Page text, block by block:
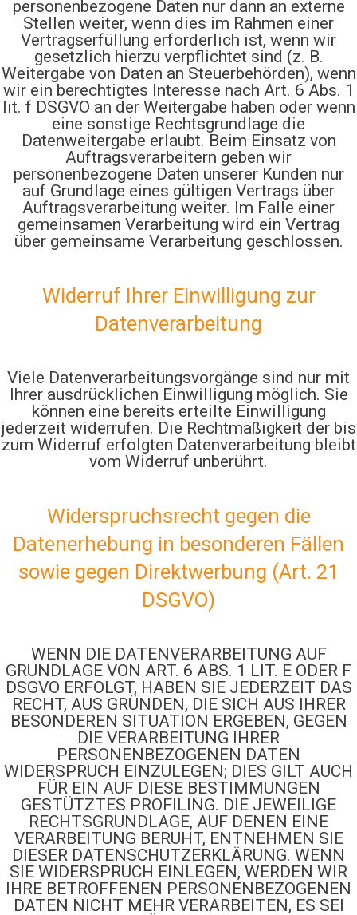
personenbezogene Daten nur dann an externe
Stellen weiter, wenn dies im Rahmen einer
Vertragserfüllung erforderlich ist, wenn wir
gesetzlich hierzu verpflichtet sind (z. B.
Weitergabe von Daten an Steuerbehörden), wenn
wir ein berechtigtes Interesse nach Art. 6 Abs. 1
lit. f DSGVO an der Weitergabe haben oder wenn
eine sonstige Rechtsgrundlage die
Datenweitergabe erlaubt. Beim Einsatz von
Auftragsverarbeitern geben wir
personenbezogene Daten unserer Kunden nur
auf Grundlage eines gültigen Vertrags über
Auftragsverarbeitung weiter. Im Falle einer
gemeinsamen Verarbeitung wird ein Vertrag
über gemeinsame Verarbeitung geschlossen.
Widerruf Ihrer Einwilligung zur
Datenverarbeitung
Viele Datenverarbeitungsvorgänge sind nur mit
Ihrer ausdrücklichen Einwilligung möglich. Sie
können eine bereits erteilte Einwilligung
jederzeit widerrufen. Die Rechtmäßigkeit der bis
zum Widerruf erfolgten Datenverarbeitung bleibt
vom Widerruf unberührt.
Widerspruchsrecht gegen die
Datenerhebung in besonderen Fällen
sowie gegen Direktwerbung (Art. 21
DSGVO)
WENN DIE DATENVERARBEITUNG AUF
GRUNDLAGE VON ART. 6 ABS. 1 LIT. E ODER F
DSGVO ERFOLGT, HABEN SIE JEDERZEIT DAS
RECHT, AUS GRÜNDEN, DIE SICH AUS IHRER
BESONDEREN SITUATION ERGEBEN, GEGEN
DIE VERARBEITUNG IHRER
PERSONENBEZOGENEN DATEN
WIDERSPRUCH EINZULEGEN; DIES GILT AUCH
FÜR EIN AUF DIESE BESTIMMUNGEN
GESTÜTZTES PROFILING. DIE JEWEILIGE
RECHTSGRUNDLAGE, AUF DENEN EINE
VERARBEITUNG BERUHT, ENTNEHMEN SIE
DIESER DATENSCHUTZERKLÄRUNG. WENN
SIE WIDERSPRUCH EINLEGEN, WERDEN WIR
IHRE BETROFFENEN PERSONENBEZOGENEN
DATEN NICHT MEHR VERARBEITEN, ES SEI